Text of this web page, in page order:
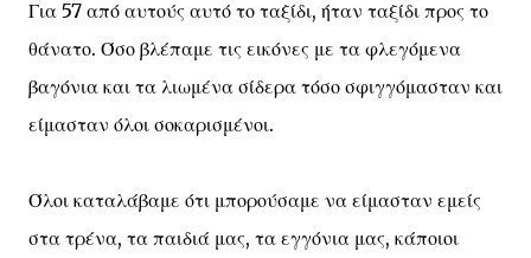
Για 57 από αυτούς αυτό το ταξίδι, ήταν ταξίδι προς το
θάνατο. Όσο βλέπαμε τις εικόνες με τα φλεγόμενα
βαγόνια και τα λιωμένα σίδερα τόσο σφιγγόμασταν και
είμασταν όλοι σοκαρισμένοι.
Όλοι καταλάβαμε ότι μπορούσαμε να είμασταν εμείς
στα τρένα, τα παιδιά μας, τα εγγόνια μας, κάποιοι